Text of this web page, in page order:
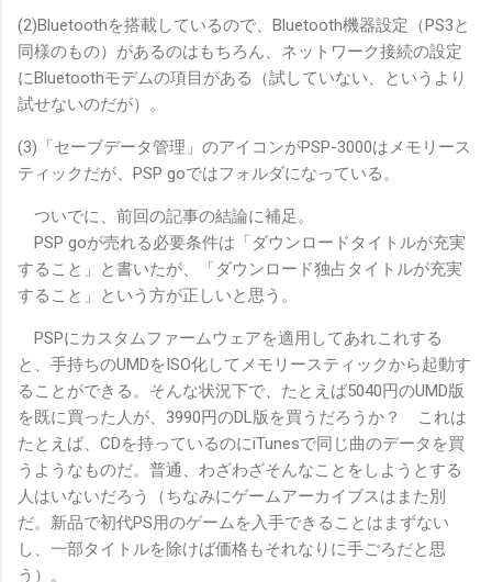
(2)Bluetoothを搭載しているので、Bluetooth機器設定（PS3と
同様のもの）があるのはもちろん、ネットワーク接続の設定
にBluetoothモデムの項目がある（試していない、というより
試せないのだが）。
(3)「セーブデータ管理」のアイコンがPSP-3000はメモリース
ティックだが、PSP goではフォルダになっている。
ついでに、前回の記事の結論に補足。
PSP goが売れる必要条件は「ダウンロードタイトルが充実
すること」と書いたが、「ダウンロード独占タイトルが充実
すること」という方が正しいと思う。
PSPにカスタムファームウェアを適用してあれこれする
と、手持ちのUMDをISO化してメモリースティックから起動す
ることができる。そんな状況下で、たとえば5040円のUMD版
を既に買った人が、3990円のDL版を買うだろうか？ これは
たとえば、CDを持っているのにiTunesで同じ曲のデータを買
うようなものだ。普通、わざわざそんなことをしようとする
人はいないだろう（ちなみにゲームアーカイブスはまた別
だ。新品で初代PS用のゲームを入手できることはまずない
し、一部タイトルを除けば価格もそれなりに手ごろだと思
う）。